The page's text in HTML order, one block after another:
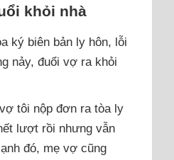
khỏi nhà
ký biên bản ly hôn, lỗi
nảy, đuổi vợ ra khỏi
tôi nộp đơn ra tòa ly
lượt rồi nhưng vẫn
đó, mẹ vợ cũng